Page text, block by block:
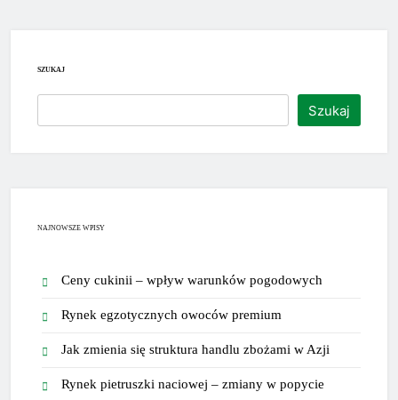
SZUKAJ
Szukaj
NAJNOWSZE WPISY
Ceny cukinii – wpływ warunków pogodowych
Rynek egzotycznych owoców premium
Jak zmienia się struktura handlu zbożami w Azji
Rynek pietruszki naciowej – zmiany w popycie